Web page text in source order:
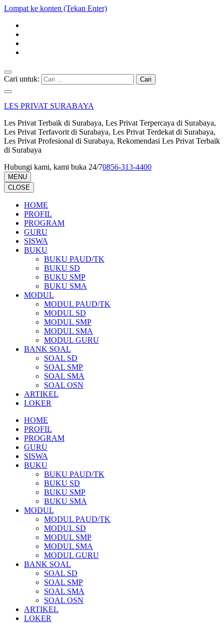
Lompat ke konten (Tekan Enter)
Cari untuk:
LES PRIVAT SURABAYA
Les Privat Terbaik di Surabaya, Les Privat Terpercaya di Surabaya,
Les Privat Terfavorit di Surabaya, Les Privat Terdekat di Surabaya,
Les Privat Profesional di Surabaya, Rekomendasi Les Privat Terbaik
di Surabaya
Hubungi kami, kami buka 24/70856-313-4400
MENU
CLOSE
HOME
PROFIL
PROGRAM
GURU
SISWA
BUKU
BUKU PAUD/TK
BUKU SD
BUKU SMP
BUKU SMA
MODUL
MODUL PAUD/TK
MODUL SD
MODUL SMP
MODUL SMA
MODUL GURU
BANK SOAL
SOAL SD
SOAL SMP
SOAL SMA
SOAL OSN
ARTIKEL
LOKER
HOME
PROFIL
PROGRAM
GURU
SISWA
BUKU
BUKU PAUD/TK
BUKU SD
BUKU SMP
BUKU SMA
MODUL
MODUL PAUD/TK
MODUL SD
MODUL SMP
MODUL SMA
MODUL GURU
BANK SOAL
SOAL SD
SOAL SMP
SOAL SMA
SOAL OSN
ARTIKEL
LOKER